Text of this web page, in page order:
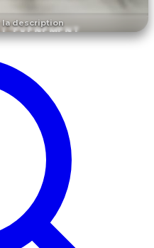
la description